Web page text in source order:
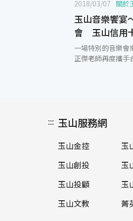
2018/03/07 關於
玉山音樂饗宴
會 玉山信用
一場特別的音樂會
正傑老師再度攜手
聲」，完成了一
戲國寶廖瓊枝、
第一女高音林惠
演出，集合台灣最
給大家！張正傑老
次音樂會就是要
下一代。京劇的經
同時能欣賞得到，
忘的音樂饗宴。
::: 玉山服務網
玉山金控
玉
玉山創投
玉
玉山投顧
玉
玉山文教
菁